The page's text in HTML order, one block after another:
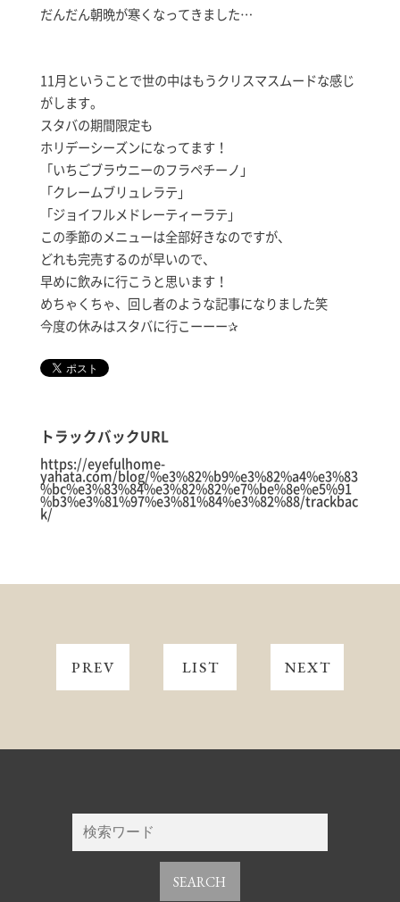
だんだん朝晩が寒くなってきました…
11月ということで世の中はもうクリスマスムードな感じ
がします。
スタバの期間限定も
ホリデーシーズンになってます！
「いちごブラウニーのフラペチーノ」
「クレームブリュレラテ」
「ジョイフルメドレーティーラテ」
この季節のメニューは全部好きなのですが、
どれも完売するのが早いので、
早めに飲みに行こうと思います！
めちゃくちゃ、回し者のような記事になりました笑
今度の休みはスタバに行こーーー✰
トラックバックURL
https://eyefulhome-
yahata.com/blog/%e3%82%b9%e3%82%a4%e3%83
%bc%e3%83%84%e3%82%82%e7%be%8e%e5%91
%b3%e3%81%97%e3%81%84%e3%82%88/trackbac
k/
SEARCH
PREV LIST NEXT